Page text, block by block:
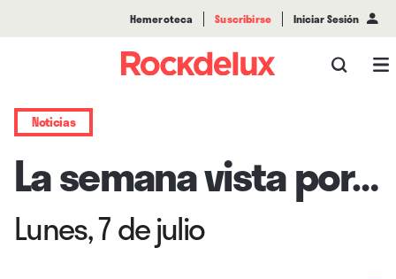
Hemeroteca Suscribirse Iniciar Sesión
Noticias
La semana vista por…
Lunes, 7 de julio